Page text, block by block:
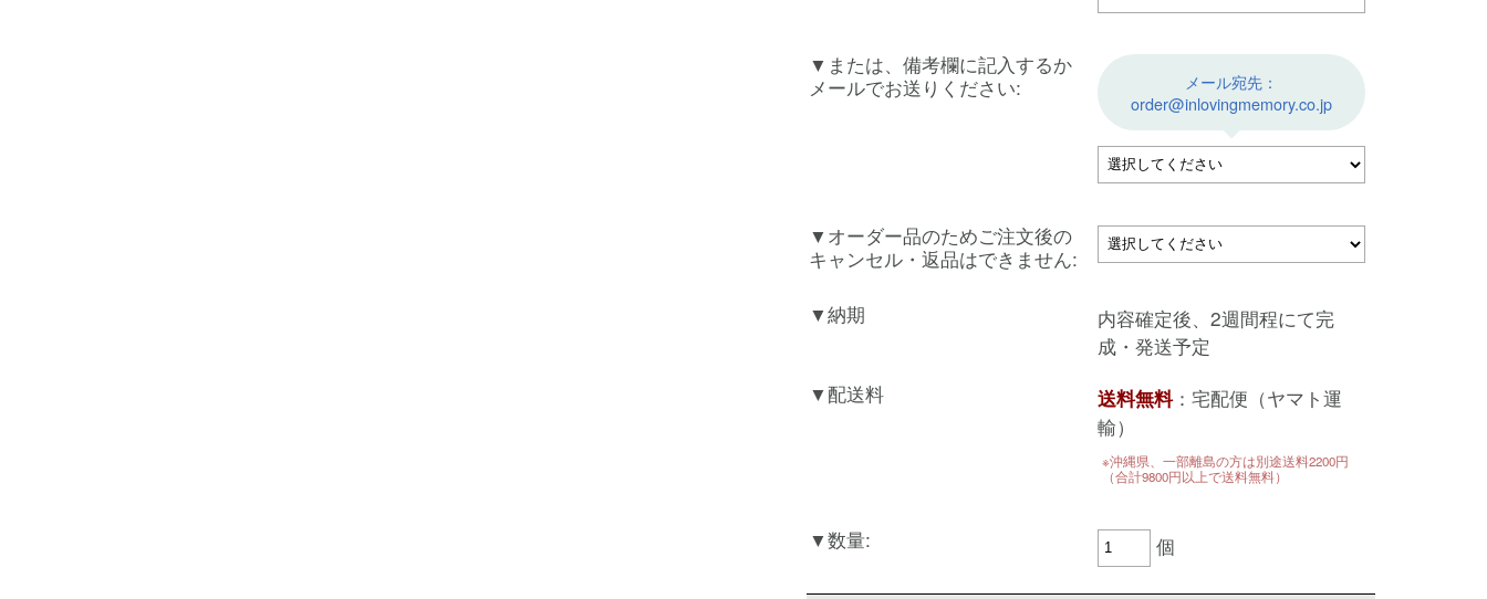
または、備考欄に記入するか
メールでお送りください:
メール宛先：
order@inlovingmemory.co.jp
オーダー品のためご注文後の
キャンセル・返品はできません:
納期
内容確定後、2週間程にて完
成・発送予定
配送料
送料無料：宅配便（ヤマト運
輸）
※沖縄県、一部離島の方は別途送料2200円
（合計9800円以上で送料無料）
数量: 個